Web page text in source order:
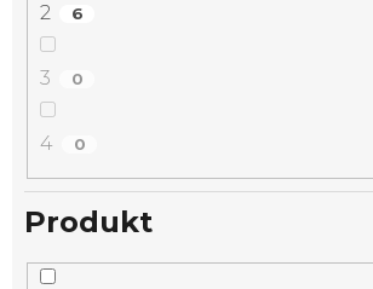
2 6
3 0
4 0
Produkt